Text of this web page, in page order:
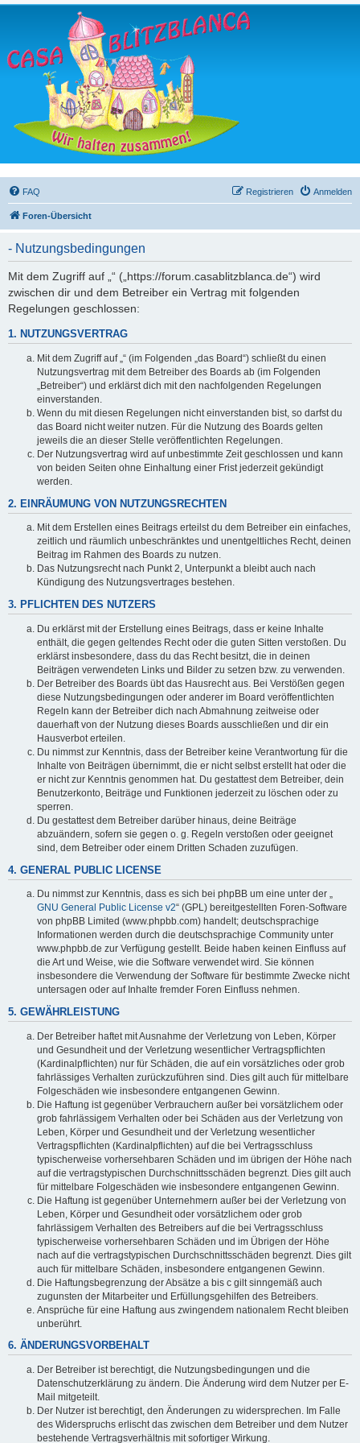
FAQ Anmelden
Registrieren
Foren-Übersicht
- Nutzungsbedingungen
Mit dem Zugriff auf „“ („https://forum.casablitzblanca.de“) wird
zwischen dir und dem Betreiber ein Vertrag mit folgenden
Regelungen geschlossen:
1. NUTZUNGSVERTRAG
Mit dem Zugriff auf „“ (im Folgenden „das Board“) schließt du einen
Nutzungsvertrag mit dem Betreiber des Boards ab (im Folgenden
„Betreiber“) und erklärst dich mit den nachfolgenden Regelungen
einverstanden.
Wenn du mit diesen Regelungen nicht einverstanden bist, so darfst du
das Board nicht weiter nutzen. Für die Nutzung des Boards gelten
jeweils die an dieser Stelle veröffentlichten Regelungen.
Der Nutzungsvertrag wird auf unbestimmte Zeit geschlossen und kann
von beiden Seiten ohne Einhaltung einer Frist jederzeit gekündigt
werden.
2. EINRÄUMUNG VON NUTZUNGSRECHTEN
Mit dem Erstellen eines Beitrags erteilst du dem Betreiber ein einfaches,
zeitlich und räumlich unbeschränktes und unentgeltliches Recht, deinen
Beitrag im Rahmen des Boards zu nutzen.
Das Nutzungsrecht nach Punkt 2, Unterpunkt a bleibt auch nach
Kündigung des Nutzungsvertrages bestehen.
3. PFLICHTEN DES NUTZERS
Du erklärst mit der Erstellung eines Beitrags, dass er keine Inhalte
enthält, die gegen geltendes Recht oder die guten Sitten verstoßen. Du
erklärst insbesondere, dass du das Recht besitzt, die in deinen
Beiträgen verwendeten Links und Bilder zu setzen bzw. zu verwenden.
Der Betreiber des Boards übt das Hausrecht aus. Bei Verstößen gegen
diese Nutzungsbedingungen oder anderer im Board veröffentlichten
Regeln kann der Betreiber dich nach Abmahnung zeitweise oder
dauerhaft von der Nutzung dieses Boards ausschließen und dir ein
Hausverbot erteilen.
Du nimmst zur Kenntnis, dass der Betreiber keine Verantwortung für die
Inhalte von Beiträgen übernimmt, die er nicht selbst erstellt hat oder die
er nicht zur Kenntnis genommen hat. Du gestattest dem Betreiber, dein
Benutzerkonto, Beiträge und Funktionen jederzeit zu löschen oder zu
sperren.
Du gestattest dem Betreiber darüber hinaus, deine Beiträge
abzuändern, sofern sie gegen o. g. Regeln verstoßen oder geeignet
sind, dem Betreiber oder einem Dritten Schaden zuzufügen.
4. GENERAL PUBLIC LICENSE
Du nimmst zur Kenntnis, dass es sich bei phpBB um eine unter der „
GNU General Public License v2“ (GPL) bereitgestellten Foren-Software
von phpBB Limited (www.phpbb.com) handelt; deutschsprachige
Informationen werden durch die deutschsprachige Community unter
www.phpbb.de zur Verfügung gestellt. Beide haben keinen Einfluss auf
die Art und Weise, wie die Software verwendet wird. Sie können
insbesondere die Verwendung der Software für bestimmte Zwecke nicht
untersagen oder auf Inhalte fremder Foren Einfluss nehmen.
5. GEWÄHRLEISTUNG
Der Betreiber haftet mit Ausnahme der Verletzung von Leben, Körper
und Gesundheit und der Verletzung wesentlicher Vertragspflichten
(Kardinalpflichten) nur für Schäden, die auf ein vorsätzliches oder grob
fahrlässiges Verhalten zurückzuführen sind. Dies gilt auch für mittelbare
Folgeschäden wie insbesondere entgangenen Gewinn.
Die Haftung ist gegenüber Verbrauchern außer bei vorsätzlichem oder
grob fahrlässigem Verhalten oder bei Schäden aus der Verletzung von
Leben, Körper und Gesundheit und der Verletzung wesentlicher
Vertragspflichten (Kardinalpflichten) auf die bei Vertragsschluss
typischerweise vorhersehbaren Schäden und im übrigen der Höhe nach
auf die vertragstypischen Durchschnittsschäden begrenzt. Dies gilt auch
für mittelbare Folgeschäden wie insbesondere entgangenen Gewinn.
Die Haftung ist gegenüber Unternehmern außer bei der Verletzung von
Leben, Körper und Gesundheit oder vorsätzlichem oder grob
fahrlässigem Verhalten des Betreibers auf die bei Vertragsschluss
typischerweise vorhersehbaren Schäden und im Übrigen der Höhe
nach auf die vertragstypischen Durchschnittsschäden begrenzt. Dies gilt
auch für mittelbare Schäden, insbesondere entgangenen Gewinn.
Die Haftungsbegrenzung der Absätze a bis c gilt sinngemäß auch
zugunsten der Mitarbeiter und Erfüllungsgehilfen des Betreibers.
Ansprüche für eine Haftung aus zwingendem nationalem Recht bleiben
unberührt.
6. ÄNDERUNGSVORBEHALT
Der Betreiber ist berechtigt, die Nutzungsbedingungen und die
Datenschutzerklärung zu ändern. Die Änderung wird dem Nutzer per E-
Mail mitgeteilt.
Der Nutzer ist berechtigt, den Änderungen zu widersprechen. Im Falle
des Widerspruchs erlischt das zwischen dem Betreiber und dem Nutzer
bestehende Vertragsverhältnis mit sofortiger Wirkung.